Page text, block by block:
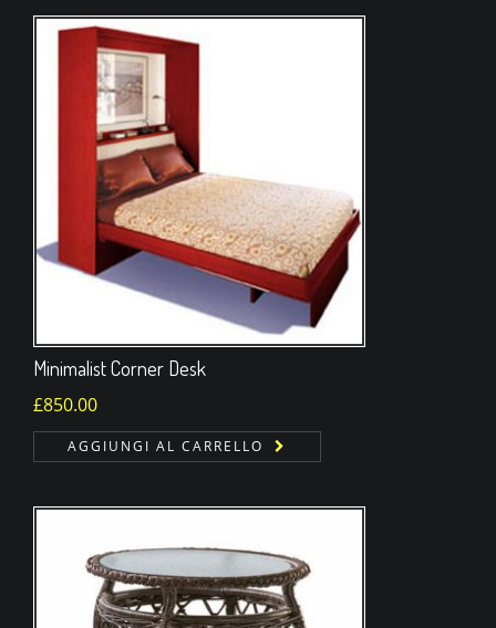
Minimalist Corner Desk
£850.00
AGGIUNGI AL CARRELLO